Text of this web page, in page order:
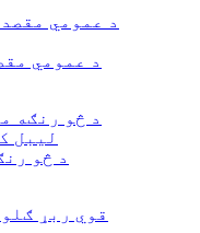
د عمومي
د څو